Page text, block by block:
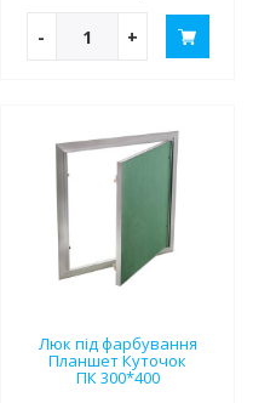
- +
Люк під фарбування
Планшет Куточок
ПК 300*400